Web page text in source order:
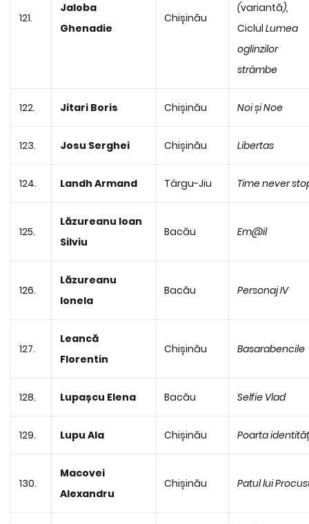
121.
Jaloba
Ghenadie
Chișinău
(variantă),
Ciclul Lumea
oglinzilor
strâmbe
122. Jitari Boris Chișinău Noi și Noe
123. Josu Serghei Chișinău Libertas
124. Landh Armand Târgu-Jiu Time never
125.
Lăzureanu Ioan
Silviu
Bacău Em@il
126.
Lăzureanu
Ionela
Bacău Personaj IV
127.
Leancă
Florentin
Chișinău Basarabencile
128. Lupașcu Elena Bacău Selfie Vlad
129. Lupu Ala Chișinău Poarta
130.
Macovei
Alexandru
Chișinău Patul lui